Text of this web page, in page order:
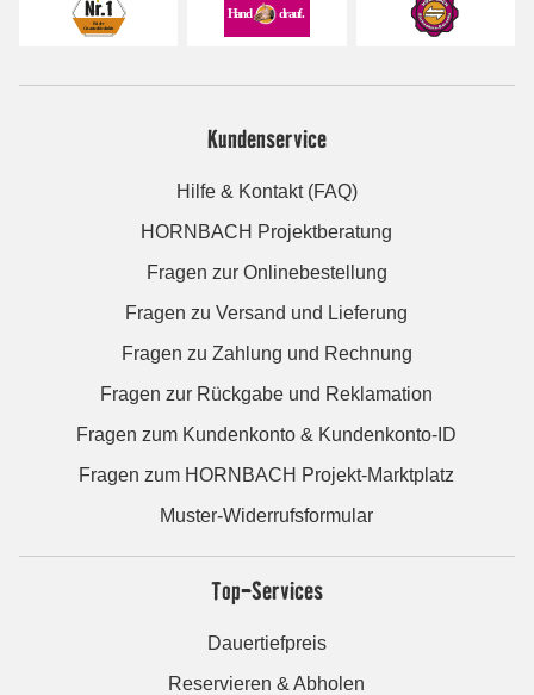
Kundenservice
Hilfe & Kontakt (FAQ)
HORNBACH Projektberatung
Fragen zur Onlinebestellung
Fragen zu Versand und Lieferung
Fragen zu Zahlung und Rechnung
Fragen zur Rückgabe und Reklamation
Fragen zum Kundenkonto & Kundenkonto-ID
Fragen zum HORNBACH Projekt-Marktplatz
Muster-Widerrufsformular
Top-Services
Dauertiefpreis
Reservieren & Abholen